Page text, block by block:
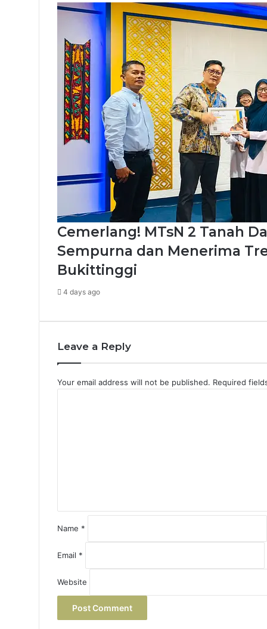
Cemerlang! MTsN 2 Tanah
Sempurna dan Menerima
Bukittinggi
4 days ago
Leave a Reply
Your email address will not be published. Required
Name *
Email *
Website